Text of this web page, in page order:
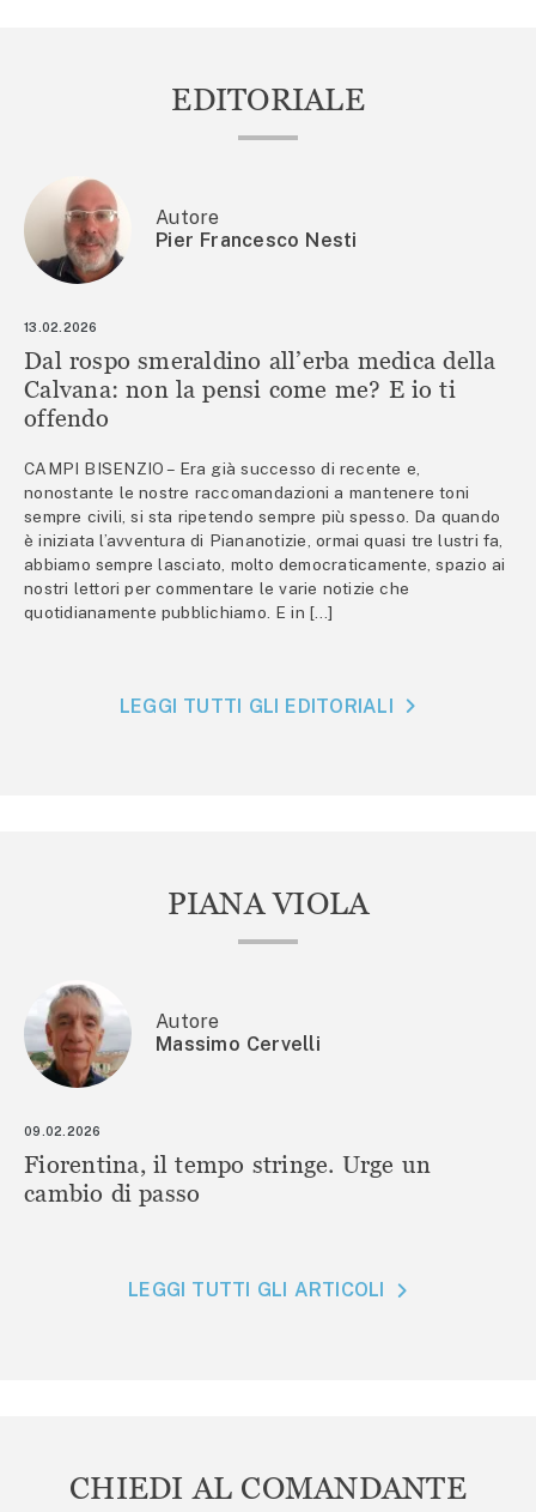
EDITORIALE
Autore
Pier Francesco Nesti
13.02.2026
Dal rospo smeraldino all’erba medica della
Calvana: non la pensi come me? E io ti
offendo
CAMPI BISENZIO – Era già successo di recente e,
nonostante le nostre raccomandazioni a mantenere toni
sempre civili, si sta ripetendo sempre più spesso. Da quando
è iniziata l’avventura di Piananotizie, ormai quasi tre lustri fa,
abbiamo sempre lasciato, molto democraticamente, spazio ai
nostri lettori per commentare le varie notizie che
quotidianamente pubblichiamo. E in […]
LEGGI TUTTI GLI EDITORIALI
PIANA VIOLA
Autore
Massimo Cervelli
09.02.2026
Fiorentina, il tempo stringe. Urge un
cambio di passo
LEGGI TUTTI GLI ARTICOLI
CHIEDI AL COMANDANTE